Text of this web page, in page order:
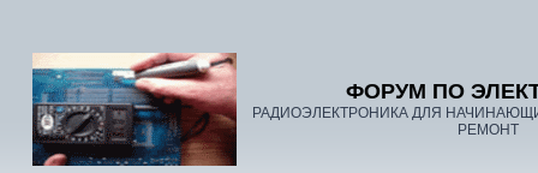
ФОРУМ ПО
РАДИОЭЛЕКТРОНИКА ДЛЯ
РЕМОНТ